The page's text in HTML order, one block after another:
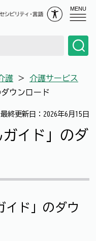
MENU
護 ＞ 介護サービス
ウンロード
最終更新日：2026年6月15日
ガイド」のダ
イド」のダウ